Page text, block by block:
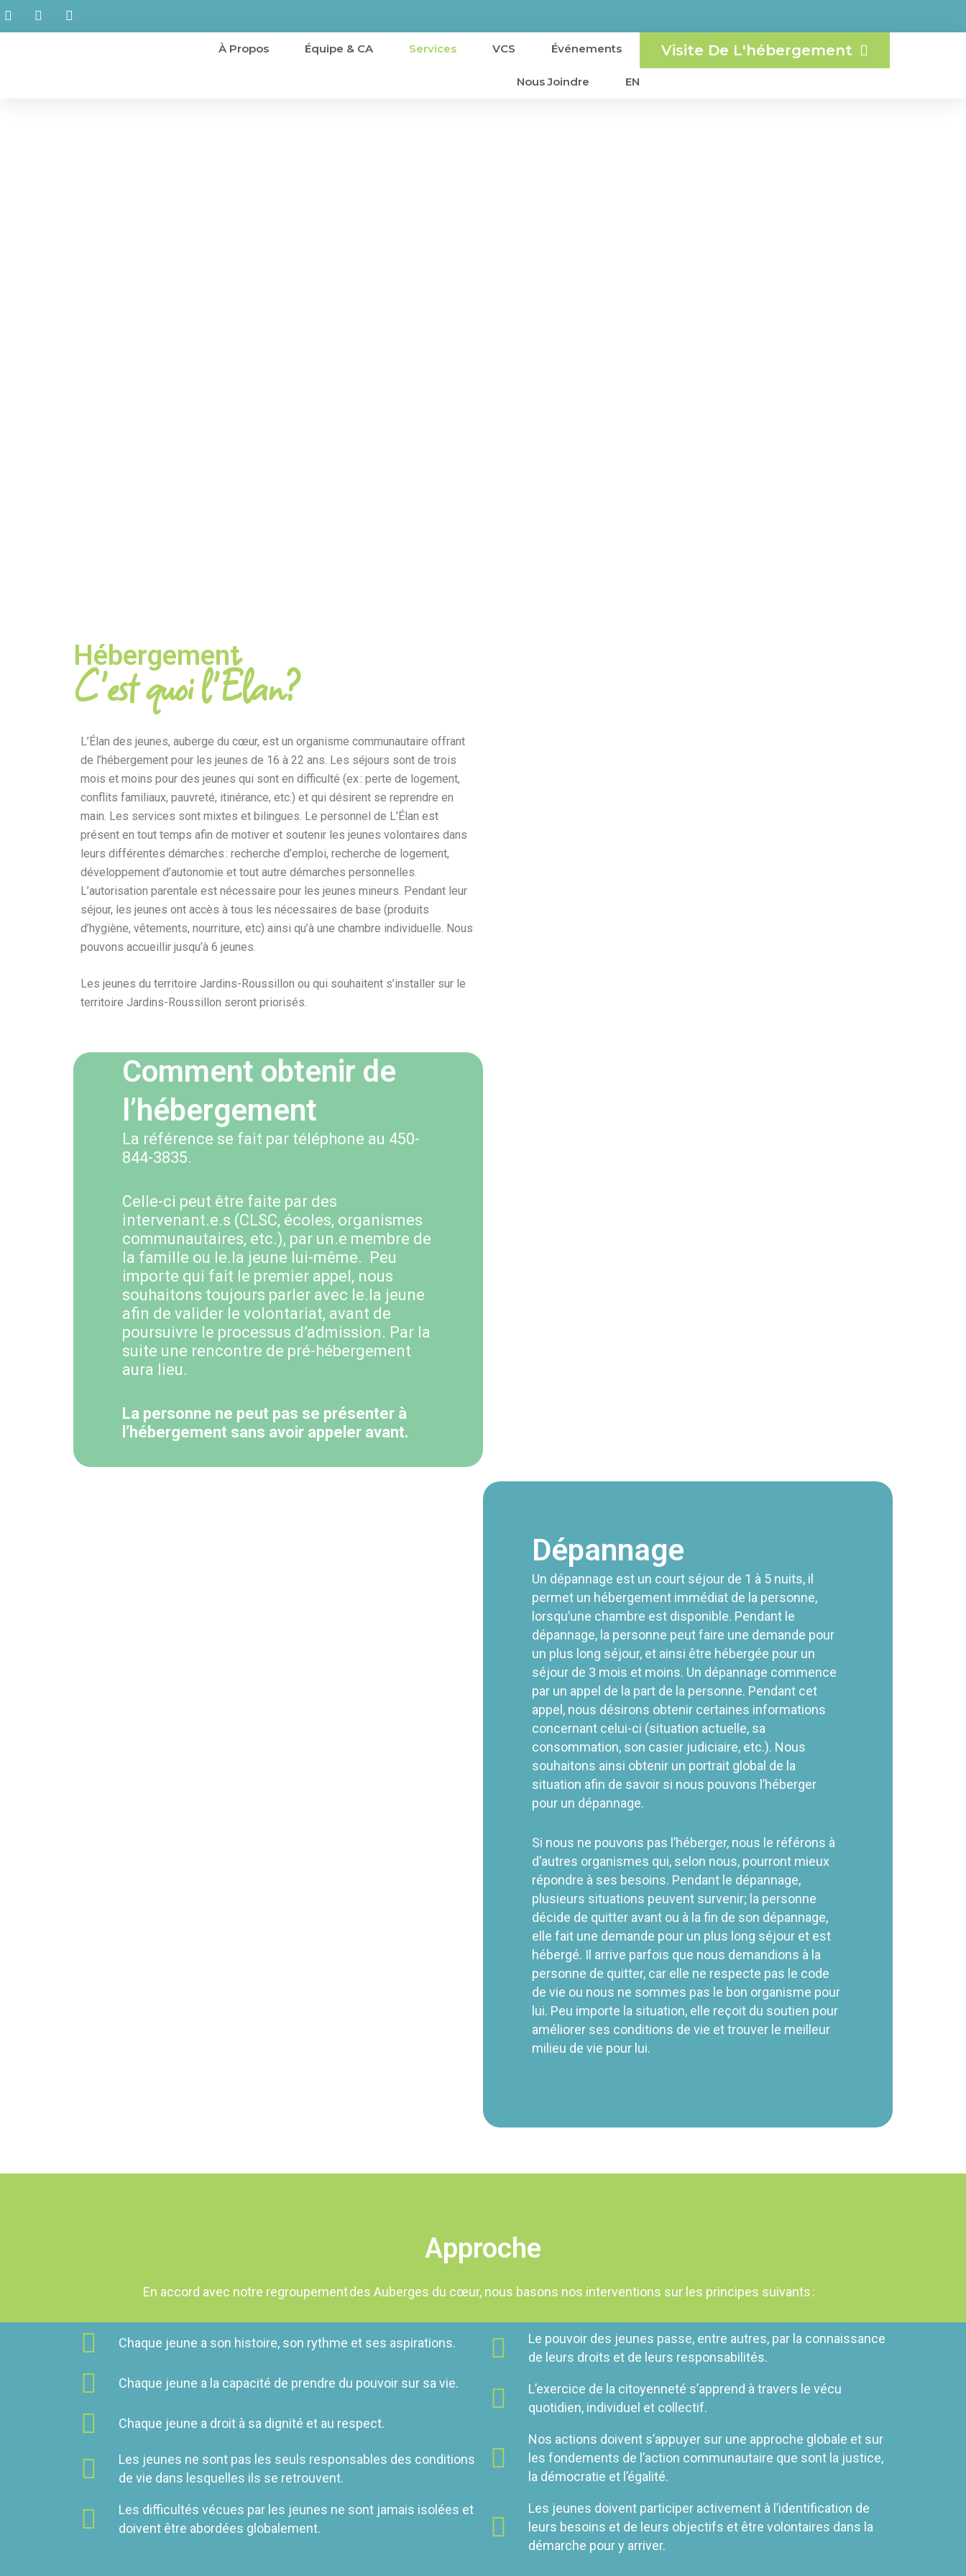
Aller
À Propos Équipe & CA Services VCS Événements
Nous Joindre EN
Visite De L'hébergement
Hébergement
C'est quoi l'Élan?
L’Élan des jeunes, auberge du cœur, est un organisme communautaire offrant
de l’hébergement pour les jeunes de 16 à 22 ans. Les séjours sont de trois
mois et moins pour des jeunes qui sont en difficulté (ex : perte de logement,
conflits familiaux, pauvreté, itinérance, etc.) et qui désirent se reprendre en
main. Les services sont mixtes et bilingues. Le personnel de L’Élan est
présent en tout temps afin de motiver et soutenir les jeunes volontaires dans
leurs différentes démarches: recherche d’emploi, recherche de logement,
développement d’autonomie et tout autre démarches personnelles.
L’autorisation parentale est nécessaire pour les jeunes mineurs. Pendant leur
séjour, les jeunes ont accès à tous les nécessaires de base (produits
d’hygiène, vêtements, nourriture, etc) ainsi qu’à une chambre individuelle. Nous
pouvons accueillir jusqu’à 6 jeunes.
Les jeunes du territoire Jardins-Roussillon ou qui souhaitent s’installer sur le
territoire Jardins-Roussillon seront priorisés.
Comment obtenir de
l’hébergement
La référence se fait par téléphone au 450-
844-3835.
Celle-ci peut être faite par des
intervenant.e.s (CLSC, écoles, organismes
communautaires, etc.), par un.e membre de
la famille ou le.la jeune lui-même. Peu
importe qui fait le premier appel, nous
souhaitons toujours parler avec le.la jeune
afin de valider le volontariat, avant de
poursuivre le processus d’admission. Par la
suite une rencontre de pré-hébergement
aura lieu.
La personne ne peut pas se présenter à
l’hébergement sans avoir appeler avant.
Dépannage
Un dépannage est un court séjour de 1 à 5 nuits, il
permet un hébergement immédiat de la personne,
lorsqu’une chambre est disponible. Pendant le
dépannage, la personne peut faire une demande pour
un plus long séjour, et ainsi être hébergée pour un
séjour de 3 mois et moins. Un dépannage commence
par un appel de la part de la personne. Pendant cet
appel, nous désirons obtenir certaines informations
concernant celui-ci (situation actuelle, sa
consommation, son casier judiciaire, etc.). Nous
souhaitons ainsi obtenir un portrait global de la
situation afin de savoir si nous pouvons l’héberger
pour un dépannage.
Si nous ne pouvons pas l’héberger, nous le référons à
d’autres organismes qui, selon nous, pourront mieux
répondre à ses besoins. Pendant le dépannage,
plusieurs situations peuvent survenir; la personne
décide de quitter avant ou à la fin de son dépannage,
elle fait une demande pour un plus long séjour et est
hébergé. Il arrive parfois que nous demandions à la
personne de quitter, car elle ne respecte pas le code
de vie ou nous ne sommes pas le bon organisme pour
lui. Peu importe la situation, elle reçoit du soutien pour
améliorer ses conditions de vie et trouver le meilleur
milieu de vie pour lui.
Approche
En accord avec notre regroupementdes Auberges du cœur, nous basons nos interventions sur les principes suivants :
Chaque jeune a son histoire, son rythme et ses aspirations.
Chaque jeune a la capacité de prendre du pouvoir sur sa vie.
Chaque jeune a droit à sa dignité et au respect.
Les jeunes ne sont pas les seuls responsables des conditions
de vie dans lesquelles ils se retrouvent.
Les difficultés vécues par les jeunes ne sont jamais isolées et
doivent être abordées globalement.
Le pouvoir des jeunes passe, entre autres, par la connaissance
de leurs droits et de leurs responsabilités.
L’exercice de la citoyenneté s’apprend à travers le vécu
quotidien, individuel et collectif.
Nos actions doivent s’appuyer sur une approche globale et sur
les fondements de l’action communautaire que sont la justice,
la démocratie et l’égalité.
Les jeunes doivent participer activement à l’identification de
leurs besoins et de leurs objectifs et être volontaires dans la
démarche pour y arriver.